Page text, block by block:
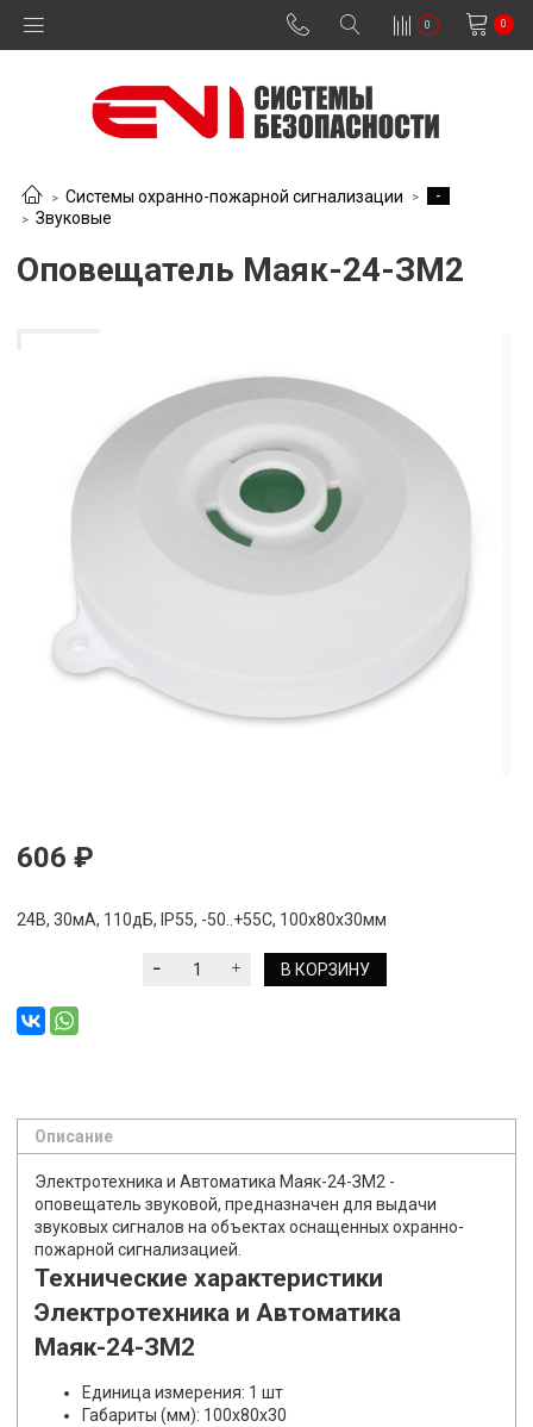
0 0
Системы охранно-пожарной сигнализации
-
Звуковые
Оповещатель Маяк-24-ЗМ2
606 ₽
24В, 30мА, 110дБ, IP55, -50..+55С, 100х80х30мм
В КОРЗИНУ
Описание
Электротехника и Автоматика Маяк-24-ЗМ2 -
оповещатель звуковой, предназначен для выдачи
звуковых сигналов на объектах оснащенных охранно-
пожарной сигнализацией.
Технические характеристики
Электротехника и Автоматика
Маяк-24-ЗМ2
Единица измерения: 1 шт
Габариты (мм): 100x80x30